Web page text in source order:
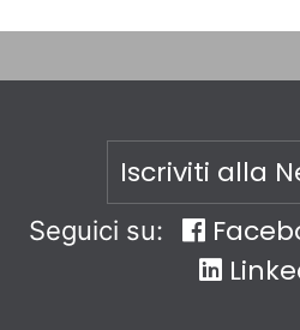
Iscriviti alla
Seguici su: